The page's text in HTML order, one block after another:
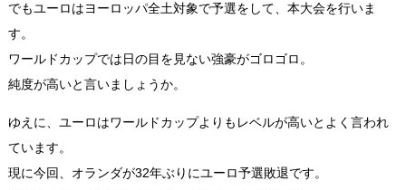
でもユーロはヨーロッパ全土対象で予選をして、本大会を行いま
す。
ワールドカップでは日の目を見ない強豪がゴロゴロ。
純度が高いと言いましょうか。
ゆえに、ユーロはワールドカップよりもレベルが高いとよく言われ
ています。
現に今回、オランダが32年ぶりにユーロ予選敗退です。